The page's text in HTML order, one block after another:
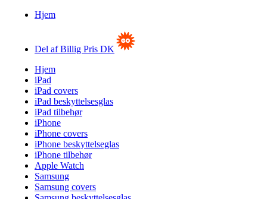
Hjem
Del af Billig Pris DK
Hjem
iPad
iPad covers
iPad beskyttelsesglas
iPad tilbehør
iPhone
iPhone covers
iPhone beskyttelseglas
iPhone tilbehør
Apple Watch
Samsung
Samsung covers